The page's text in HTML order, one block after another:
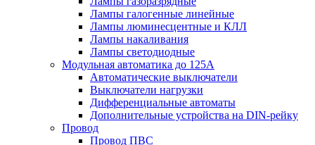
Лампы галогенные линейные
Лампы люминесцентные и КЛЛ
Лампы накаливания
Лампы светодиодные
Модульная автоматика до 125А
Автоматические выключатели
Выключатели нагрузки
Дифференциальные автоматы
Дополнительные устройства на DIN-рейку
Провод
Провод ПВС